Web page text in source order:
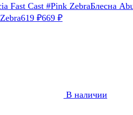
Блесна
619 ₽669 ₽
В наличии